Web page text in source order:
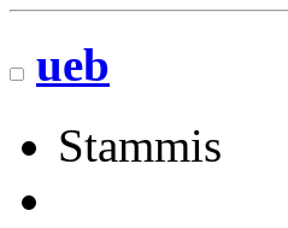
ueb
Stammis